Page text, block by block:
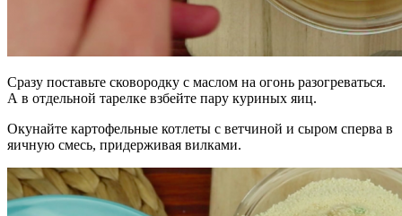
Сразу поставьте сковородку с маслом на огонь разогреваться.
А в отдельной тарелке взбейте пару куриных яиц.
Окунайте картофельные котлеты с ветчиной и сыром сперва в
яичную смесь, придерживая вилками.